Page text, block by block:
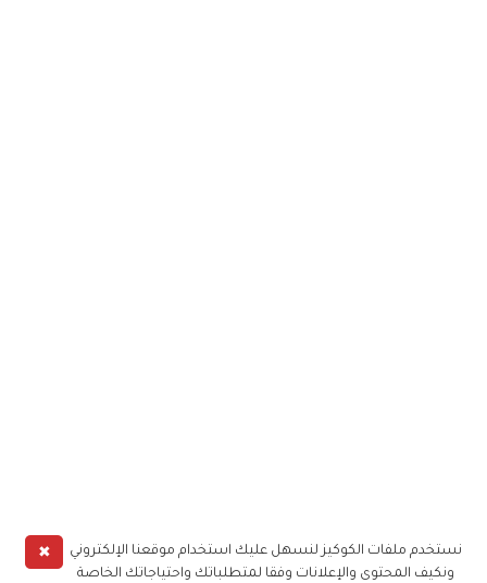
✖
نستخدم ملفات الكوكيز لنسهل عليك استخدام موقعنا الإلكتروني
ونكيف المحتوى والإعلانات وفقا لمتطلباتك واحتياجاتك الخاصة